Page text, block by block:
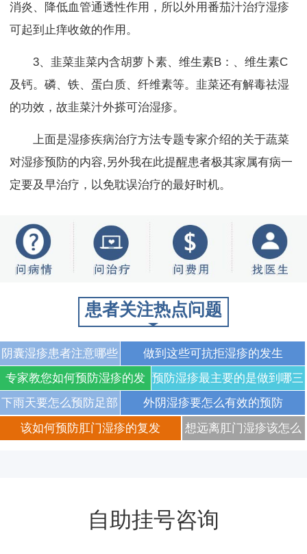
消炎、降低血管通透性作用，所以外用番茄汁治疗湿疹
可起到止痒收敛的作用。
3、韭菜韭菜内含胡萝卜素、维生素B：、维生素C
及钙。磷、铁、蛋白质、纤维素等。韭菜还有解毒祛湿
的功效，故韭菜汁外搽可治湿疹。
上面是湿疹疾病治疗方法专题专家介绍的关于蔬菜
对湿疹预防的内容,另外我在此提醒患者极其家属有病一
定要及早治疗，以免耽误治疗的最好时机。
患者关注热点问题
阴囊湿疹患者注意哪些
事项
做到这些可抗拒湿疹的发生
专家教您如何预防湿疹的发
生
预防湿疹最主要的是做到哪三
点
下雨天要怎么预防足部
湿疹呢
外阴湿疹要怎么有效的预防
该如何预防肛门湿疹的复发
想远离肛门湿疹该怎么
自助挂号咨询